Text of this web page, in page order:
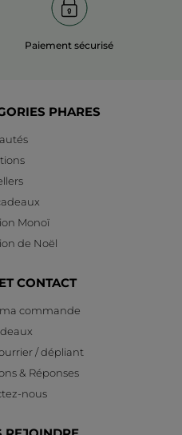
Paiement sécurisé
PHARES
Monoï
de Noël
CONTACT
commande
/ dépliant
& Réponses
nous